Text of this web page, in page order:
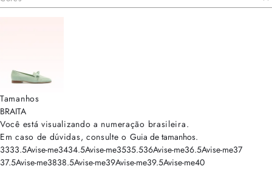
Tamanhos
BRAITA
Você está visualizando a numeração brasileira.
Em caso de dúvidas, consulte o Guia de tamanhos.
3333.5Avise-me3434.5Avise-me3535.536Avise-me36.5Avise-me37
37.5Avise-me3838.5Avise-me39Avise-me39.5Avise-me40